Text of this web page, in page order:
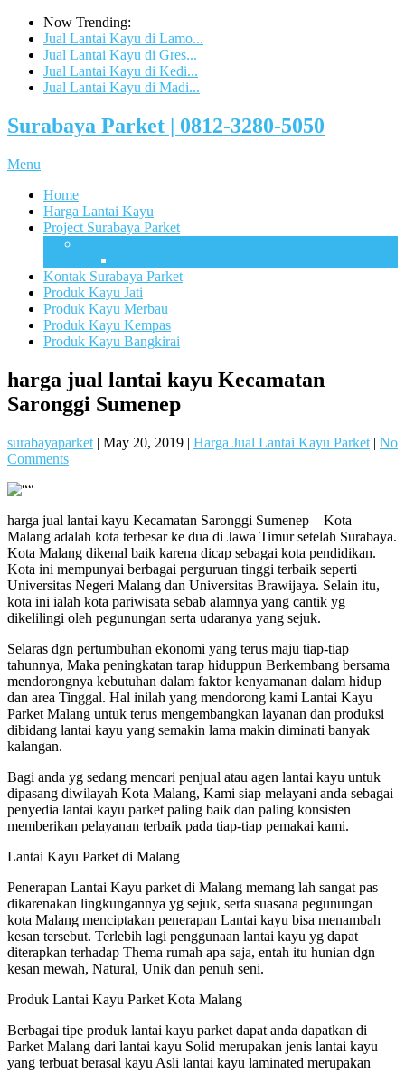
Now Trending:
Jual Lantai Kayu di Lamo...
Jual Lantai Kayu di Gres...
Jual Lantai Kayu di Kedi...
Jual Lantai Kayu di Madi...
Surabaya Parket | 0812-3280-5050
Menu
Home
Harga Lantai Kayu
Project Surabaya Parket
Kontak Surabaya Parket
Produk Kayu Jati
Produk Kayu Merbau
Produk Kayu Kempas
Produk Kayu Bangkirai
harga jual lantai kayu Kecamatan
Saronggi Sumenep
surabayaparket | May 20, 2019 | Harga Jual Lantai Kayu Parket | No
Comments
harga jual lantai kayu Kecamatan Saronggi Sumenep – Kota
Malang adalah kota terbesar ke dua di Jawa Timur setelah Surabaya.
Kota Malang dikenal baik karena dicap sebagai kota pendidikan.
Kota ini mempunyai berbagai perguruan tinggi terbaik seperti
Universitas Negeri Malang dan Universitas Brawijaya. Selain itu,
kota ini ialah kota pariwisata sebab alamnya yang cantik yg
dikelilingi oleh pegunungan serta udaranya yang sejuk.
Selaras dgn pertumbuhan ekonomi yang terus maju tiap-tiap
tahunnya, Maka peningkatan tarap hiduppun Berkembang bersama
mendorongnya kebutuhan dalam faktor kenyamanan dalam hidup
dan area Tinggal. Hal inilah yang mendorong kami Lantai Kayu
Parket Malang untuk terus mengembangkan layanan dan produksi
dibidang lantai kayu yang semakin lama makin diminati banyak
kalangan.
Bagi anda yg sedang mencari penjual atau agen lantai kayu untuk
dipasang diwilayah Kota Malang, Kami siap melayani anda sebagai
penyedia lantai kayu parket paling baik dan paling konsisten
memberikan pelayanan terbaik pada tiap-tiap pemakai kami.
Lantai Kayu Parket di Malang
Penerapan Lantai Kayu parket di Malang memang lah sangat pas
dikarenakan lingkungannya yg sejuk, serta suasana pegunungan
kota Malang menciptakan penerapan Lantai kayu bisa menambah
kesan tersebut. Terlebih lagi penggunaan lantai kayu yg dapat
diterapkan terhadap Thema rumah apa saja, entah itu hunian dgn
kesan mewah, Natural, Unik dan penuh seni.
Produk Lantai Kayu Parket Kota Malang
Berbagai tipe produk lantai kayu parket dapat anda dapatkan di
Parket Malang dari lantai kayu Solid merupakan jenis lantai kayu
yang terbuat berasal kayu Asli lantai kayu laminated merupakan